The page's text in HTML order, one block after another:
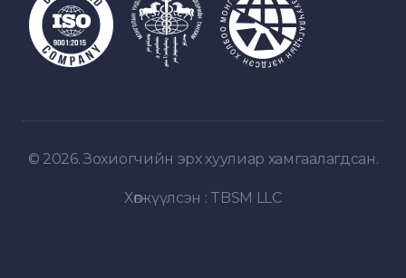
© 2026. Зохиогчийн эрх хуулиар хамгаалагдсан.
Хөгжүүлсэн : TBSM LLC